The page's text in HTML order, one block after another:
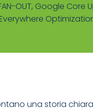
OUT, Google Core
una storia